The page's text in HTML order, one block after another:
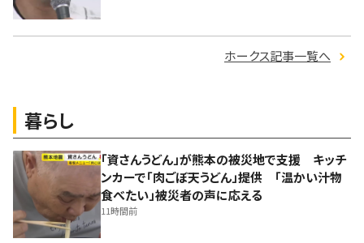
ホークス記事一覧へ
暮らし
「資さんうどん」が熊本の被災地で支援 キッチ
ンカーで「肉ごぼ天うどん」提供 「温かい汁物
食べたい」被災者の声に応える
11時間前